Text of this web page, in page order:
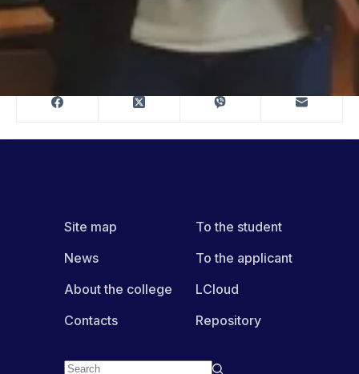
Site map
News
About the college
Contacts
To the student
To the applicant
LCloud
Repository